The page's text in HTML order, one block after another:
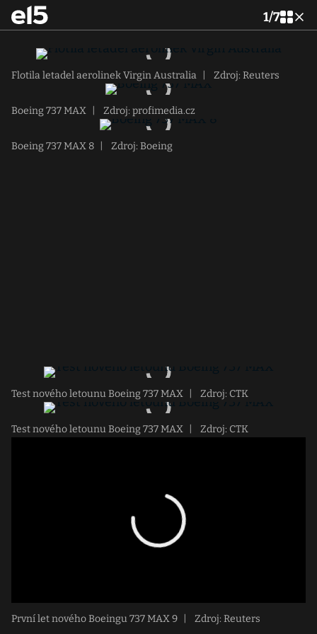
1/7
Flotila letadel aerolinek Virgin Australia Zdroj: Reuters
Boeing 737 MAX Zdroj: profimedia.cz
Boeing 737 MAX 8 Zdroj: Boeing
Test nového letounu Boeing 737 MAX Zdroj: CTK
Test nového letounu Boeing 737 MAX Zdroj: CTK
První let nového Boeingu 737 MAX 9 Zdroj: Reuters